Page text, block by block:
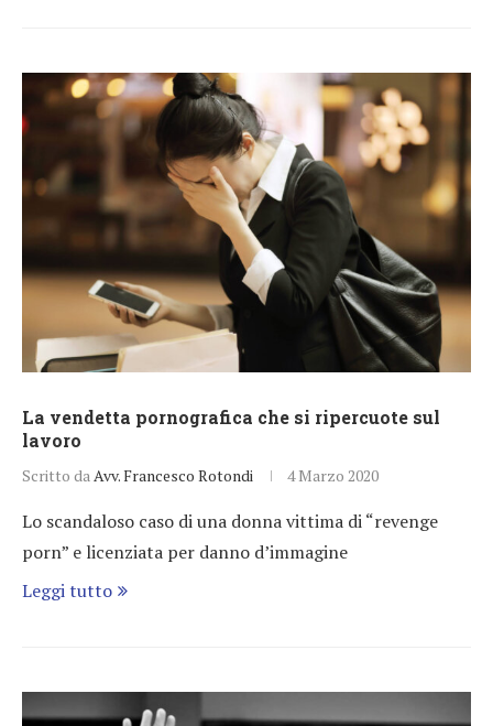
La vendetta pornografica che si ripercuote sul
lavoro
Scritto da Avv. Francesco Rotondi 4 Marzo 2020
Lo scandaloso caso di una donna vittima di “revenge
porn” e licenziata per danno d’immagine
Leggi tutto